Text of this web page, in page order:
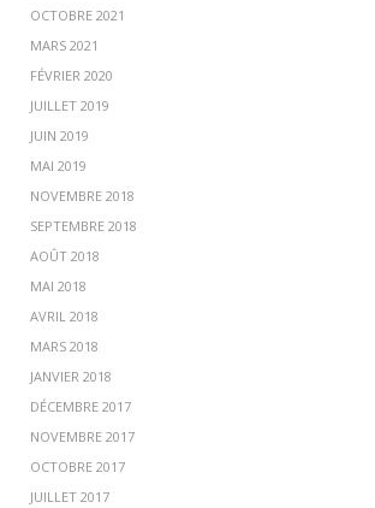
OCTOBRE 2021
MARS 2021
FÉVRIER 2020
JUILLET 2019
JUIN 2019
MAI 2019
NOVEMBRE 2018
SEPTEMBRE 2018
AOÛT 2018
MAI 2018
AVRIL 2018
MARS 2018
JANVIER 2018
DÉCEMBRE 2017
NOVEMBRE 2017
OCTOBRE 2017
JUILLET 2017